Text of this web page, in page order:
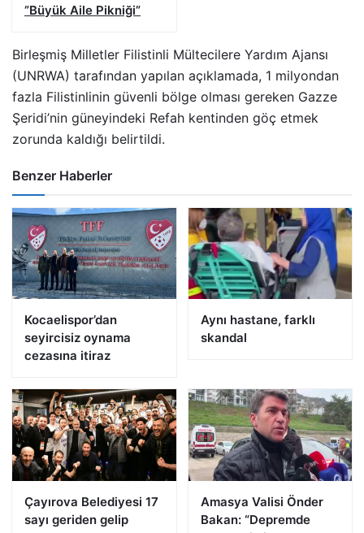
”Büyük Aile Pikniği”
Birleşmiş Milletler Filistinli Mültecilere Yardım Ajansı
(UNRWA) tarafından yapılan açıklamada, 1 milyondan
fazla Filistinlinin güvenli bölge olması gereken Gazze
Şeridi’nin güneyindeki Refah kentinden göç etmek
zorunda kaldığı belirtildi.
Benzer Haberler
Kocaelispor’dan
seyircisiz oynama
cezasına itiraz
Aynı hastane, farklı
skandal
Çayırova Belediyesi 17
sayı geriden gelip
Amasya Valisi Önder
Bakan: “Depremde